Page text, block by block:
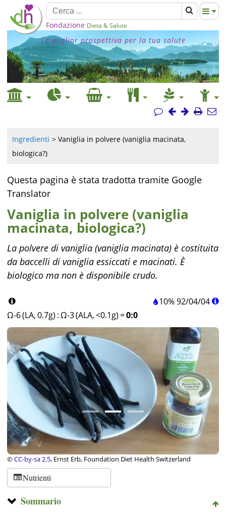
Fondazione Dieta & Salute
La miglior prospettiva per la tua salute
Ingredienti
Vaniglia in polvere (vaniglia macinata,
biologica?)
Questa pagina è stata tradotta tramite Google
Translator
Vaniglia in polvere (vaniglia
macinata, biologica?)
La polvere di vaniglia (vaniglia macinata) è costituita
da baccelli di vaniglia essiccati e macinati. È
biologico ma non è disponibile crudo.
10%92/04/04
Ω-6 (LA, 0.7g) :Ω-3 (ALA, <0.1g) =0:0
©CC-by-sa 2.5, Ernst Erb, Foundation Diet Health Switzerland
Nutrienti
Sommario